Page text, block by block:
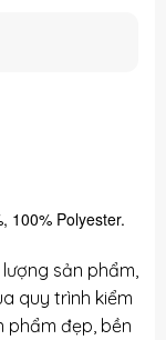
100% Polyester.
sản phẩm,
quy trình kiểm
phẩm đẹp, bền